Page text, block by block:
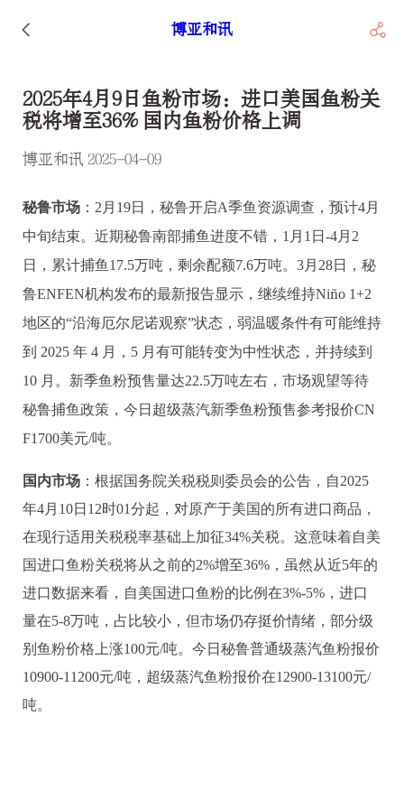
博亚和讯
2025年4月9日鱼粉市场：进口美国鱼粉关
税将增至36% 国内鱼粉价格上调
博亚和讯 2025-04-09
秘鲁市场：2月19日，秘鲁开启A季鱼资源调查，预计4月
中旬结束。近期秘鲁南部捕鱼进度不错，1月1日-4月2
日，累计捕鱼17.5万吨，剩余配额7.6万吨。3月28日，秘
鲁ENFEN机构发布的最新报告显示，继续维持Niño 1+2
地区的“沿海厄尔尼诺观察”状态，弱温暖条件有可能维持
到 2025 年 4 月，5 月有可能转变为中性状态，并持续到
10 月。新季鱼粉预售量达22.5万吨左右，市场观望等待
秘鲁捕鱼政策，今日超级蒸汽新季鱼粉预售参考报价CN
F1700美元/吨。
国内市场： 根据国务院关税税则委员会的公告，自2025
年4月10日12时01分起，对原产于美国的所有进口商品，
在现行适用关税税率基础上加征34%关税。这意味着自美
国进口鱼粉关税将从之前的2%增至36%，虽然从近5年的
进口数据来看，自美国进口鱼粉的比例在3%-5%，进口
量在5-8万吨，占比较小，但市场仍存挺价情绪，部分级
别鱼粉价格上涨100元/吨。 今日秘鲁普通级蒸汽鱼粉报价
10900-11200元/吨，超级蒸汽鱼粉报价在12900-13100元/
吨。